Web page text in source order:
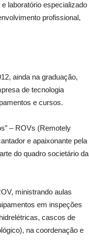
laboratório especializado
profissional,
ainda na graduação,
de tecnologia
e cursos.
– ROVs (Remotely
e apaixonante pela
do quadro societário da
ministrando aulas
em inspeções
cascos de
na coordenação e